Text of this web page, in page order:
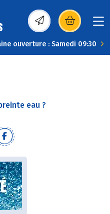
(s’ouvre dans une
ouverture : Samedi 09:30
eau ?